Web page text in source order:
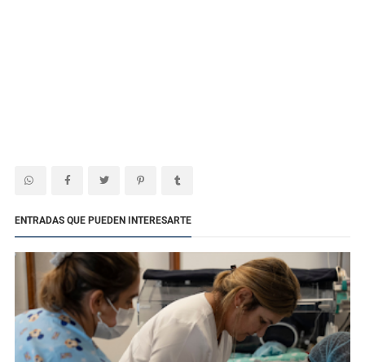
ENTRADAS QUE PUEDEN INTERESARTE